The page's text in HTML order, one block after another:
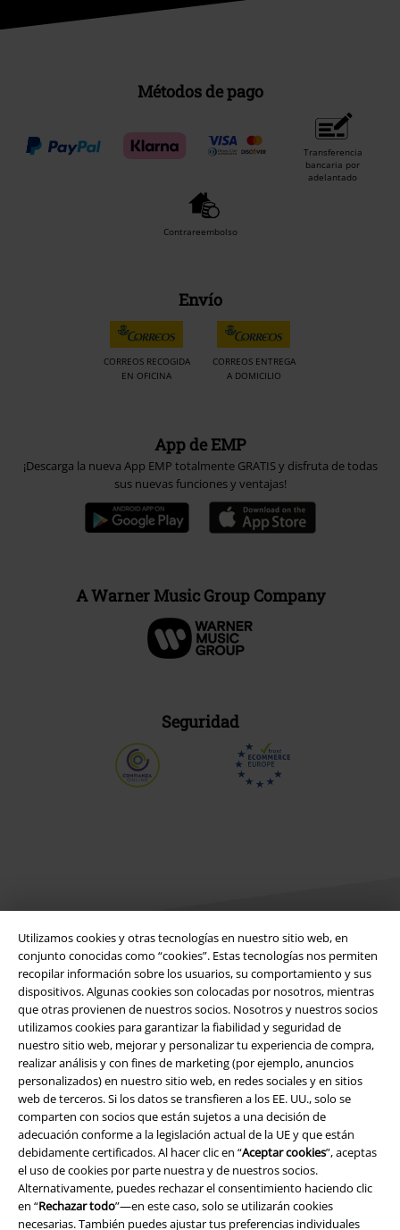
Utilizamos cookies y otras tecnologías en nuestro sitio web, en
conjunto conocidas como “cookies”. Estas tecnologías nos permiten
recopilar información sobre los usuarios, su comportamiento y sus
dispositivos. Algunas cookies son colocadas por nosotros, mientras
que otras provienen de nuestros socios. Nosotros y nuestros socios
utilizamos cookies para garantizar la fiabilidad y seguridad de
nuestro sitio web, mejorar y personalizar tu experiencia de compra,
realizar análisis y con fines de marketing (por ejemplo, anuncios
personalizados) en nuestro sitio web, en redes sociales y en sitios
web de terceros. Si los datos se transfieren a los EE. UU., solo se
comparten con socios que están sujetos a una decisión de
adecuación conforme a la legislación actual de la UE y que están
debidamente certificados. Al hacer clic en “Aceptar cookies”, aceptas
el uso de cookies por parte nuestra y de nuestros socios.
Alternativamente, puedes rechazar el consentimiento haciendo clic
en “Rechazar todo”—en este caso, solo se utilizarán cookies
necesarias. También puedes ajustar tus preferencias individuales
Métodos de pago
Transferencia
bancaria por
adelantado
Contrareembolso
Envío
CORREOS RECOGIDA
EN OFICINA
CORREOS ENTREGA
A DOMICILIO
App de EMP
¡Descarga la nueva App EMP totalmente GRATIS y disfruta de todas
sus nuevas funciones y ventajas!
A Warner Music Group Company
Seguridad
Legal
Términos y Condiciones
Aviso Legal
Ley protección de datos
Eliminación de residuos y protección del medioambiente
Declaración de Conformidad
Información sobre accesibilidad